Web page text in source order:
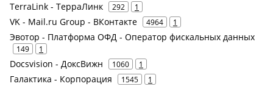
TerraLink - ТерраЛинк 292 1
VK - Mail.ru Group - ВКонтакте 4964 1
Эвотор - Платформа ОФД - Оператор фискальных данных
149 1
Docsvision - ДоксВижн 1060 1
Галактика - Корпорация 1545 1